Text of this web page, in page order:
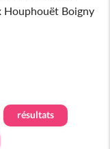
Houphouët Boigny
résultats